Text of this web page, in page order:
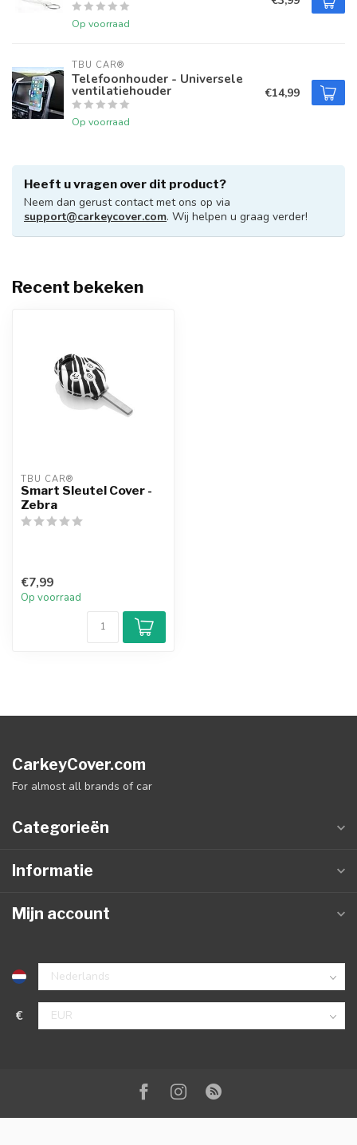
Op voorraad
TBU CAR®
Telefoonhouder - Universele
ventilatiehouder
Op voorraad
€14,99
Heeft u vragen over dit product?
Neem dan gerust contact met ons op via
support@carkeycover.com. Wij helpen u graag verder!
Recent bekeken
TBU CAR®
Smart Sleutel Cover -
Zebra
€7,99
Op voorraad
CarkeyCover.com
For almost all brands of car
Categorieën
Informatie
Mijn account
€